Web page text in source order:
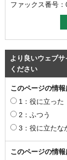
ファックス番号
より良いウェブ
ください
このページの情
1：役に立った
2：ふつう
3：役に立たな
このページの情